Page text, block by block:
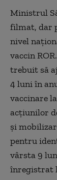
Ministrul
filmat, dar
nivel
vaccin
trebuit să
4 luni în
vaccinare
acţiunilor
şi
pentru
vârsta 9
înregistrat